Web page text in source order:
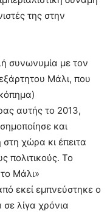
της στην
συνωνυμία με τον
Μάλι, που
αυτής το 2013,
και
χώρα κι έπειτα
πολιτικούς. Το
Μάλι»
εκεί εμπνεύστηκε ο
λίγα χρόνια